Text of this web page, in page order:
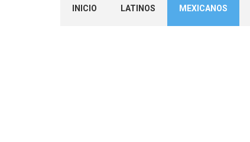
INICIO LATINOS MEXICANOS